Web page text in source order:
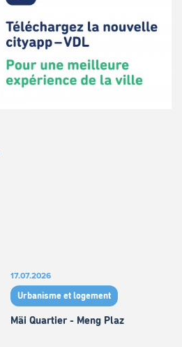
17.07.2026
Urbanisme et logement
Mäi Quartier - Meng Plaz